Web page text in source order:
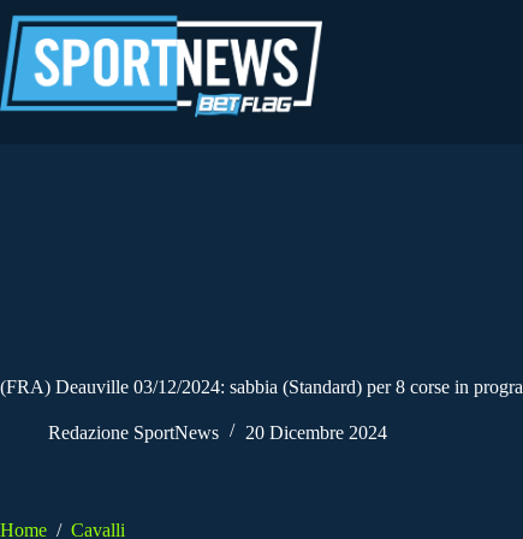
al
contenuto
(FRA) Deauville 03/12/2024: sabbia (Standard) per 8 corse in
Redazione SportNews 20 Dicembre 2024
Home / Cavalli